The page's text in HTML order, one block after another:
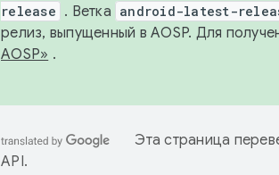
release . Ветка android-latest-
релиз, выпущенный в AOSP. Для
AOSP» .
Эта страница
API.